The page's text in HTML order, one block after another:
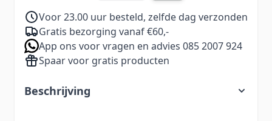
Voor 23.00 uur besteld, zelfde dag verzonden
Gratis bezorging vanaf €60,-
App ons voor vragen en advies 085 2007 924
Spaar voor gratis producten
Beschrijving